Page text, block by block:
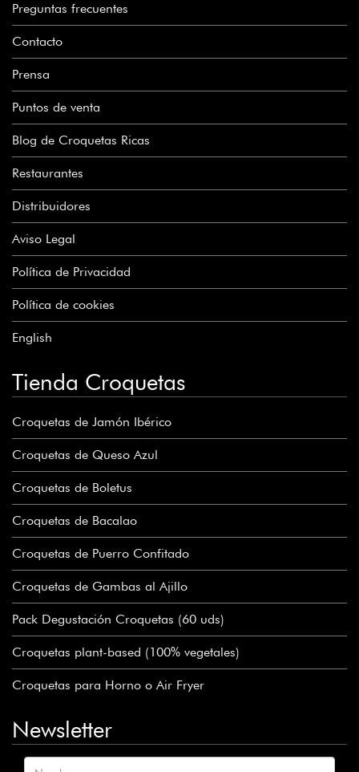
Preguntas frecuentes
Contacto
Prensa
Puntos de venta
Blog de Croquetas Ricas
Restaurantes
Distribuidores
Aviso Legal
Política de Privacidad
Política de cookies
English
Tienda Croquetas
Croquetas de Jamón Ibérico
Croquetas de Queso Azul
Croquetas de Boletus
Croquetas de Bacalao
Croquetas de Puerro Confitado
Croquetas de Gambas al Ajillo
Pack Degustación Croquetas (60 uds)
Croquetas plant-based (100% vegetales)
Croquetas para Horno o Air Fryer
Newsletter
Nombre